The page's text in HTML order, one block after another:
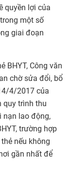
quyền lợi của
một số
giai đoạn
BHYT, Công văn
chờ sửa đổi, bổ
4/2017 của
quy trình thu
nạn lao động,
trường hợp
nếu không
gần nhất để